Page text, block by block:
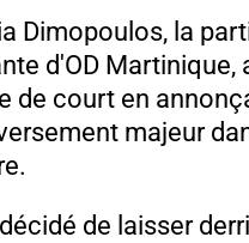
Dimopoulos, la
d'OD Martinique,
de court en
majeur
de laisser